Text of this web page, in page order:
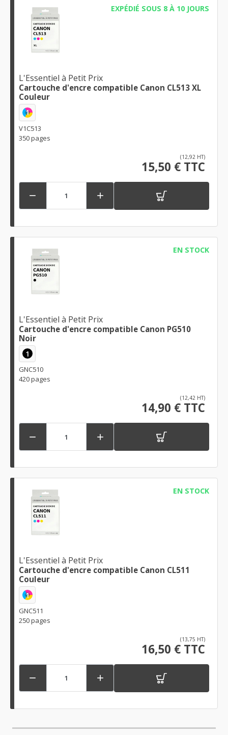
EXPÉDIÉ SOUS 8 À 10 JOURS
L'Essentiel à Petit Prix
Cartouche d'encre compatible Canon CL513 XL
Couleur
1
V1C513
350 pages
(12,92 HT)
15,50 € TTC
 
EN STOCK
L'Essentiel à Petit Prix
Cartouche d'encre compatible Canon PG510
Noir
1
GNC510
420 pages
(12,42 HT)
14,90 € TTC
 
EN STOCK
L'Essentiel à Petit Prix
Cartouche d'encre compatible Canon CL511
Couleur
1
GNC511
250 pages
(13,75 HT)
16,50 € TTC
 